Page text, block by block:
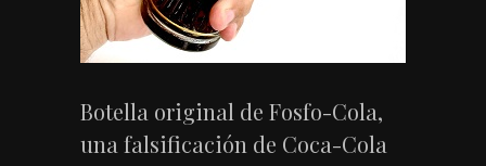
Botella original de Fosfo-Cola,
una falsificación de Coca-Cola